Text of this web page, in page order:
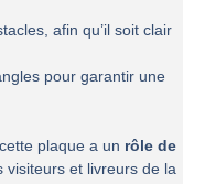
afin qu’il soit clair
pour garantir une
plaque a un rôle de
visiteurs et livreurs de la